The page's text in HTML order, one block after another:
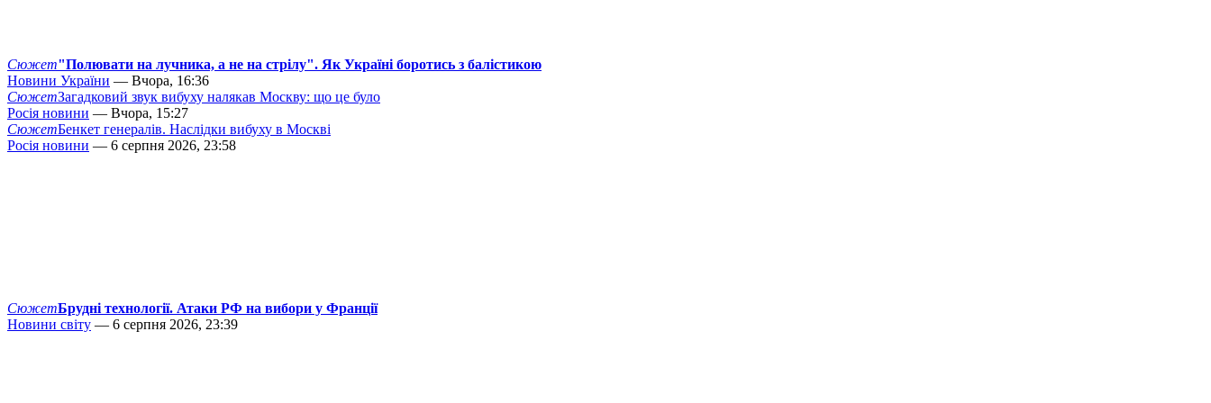
Сюжет"Полювати на лучника, а не на стрілу". Як Україні боротись з балістикою
Новини України — Вчора, 16:36
СюжетЗагадковий звук вибуху налякав Москву: що це було
Росія новини — Вчора, 15:27
СюжетБенкет генералів. Наслідки вибуху в Москві
Росія новини — 6 серпня 2026, 23:58
СюжетБрудні технології. Атаки РФ на вибори у Франції
Новини світу — 6 серпня 2026, 23:39